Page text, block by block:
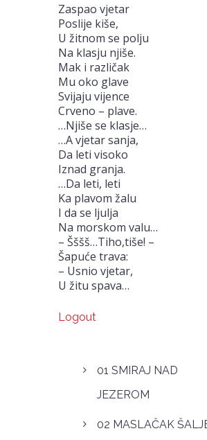
Zaspao vjetar
Poslije kiše,
U žitnom se polju
Na klasju njiše.
Mak i različak
Mu oko glave
Svijaju vijence
Crveno – plave.
…Njiše se klasje…
…A vjetar sanja,
Da leti visoko
Iznad granja.
…Da leti, leti
Ka plavom žalu
I da se ljulja
Na morskom valu…
– Šššš…Tiho,tiše! –
Šapuće trava:
– Usnio vjetar,
U žitu spava…
Logout
01 SMIRAJ NAD
JEZEROM
02 MASLAČAK